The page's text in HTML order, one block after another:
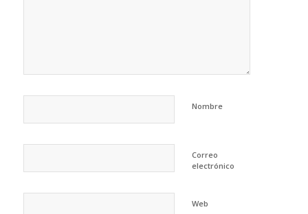
Nombre
Correo
electrónico
Web